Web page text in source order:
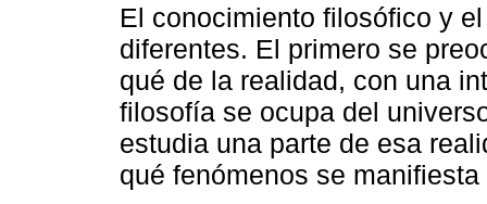
El conocimiento filosófico y
diferentes. El primero se
qué de la realidad, con una
filosofía se ocupa del
estudia una parte de esa
qué fenómenos se